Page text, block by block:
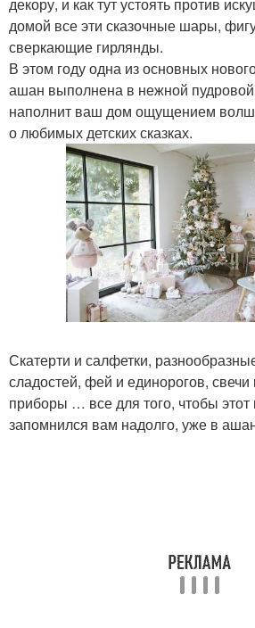
домой все эти сказочные шары,
сверкающие гирлянды.
В этом году одна из основных
ашан выполнена в нежной
наполнит ваш дом ощущением
о любимых детских сказках.
Скатерти и салфетки,
сладостей, фей и единорогов,
приборы … все для того, чтобы этот
запомнился вам надолго, уже в